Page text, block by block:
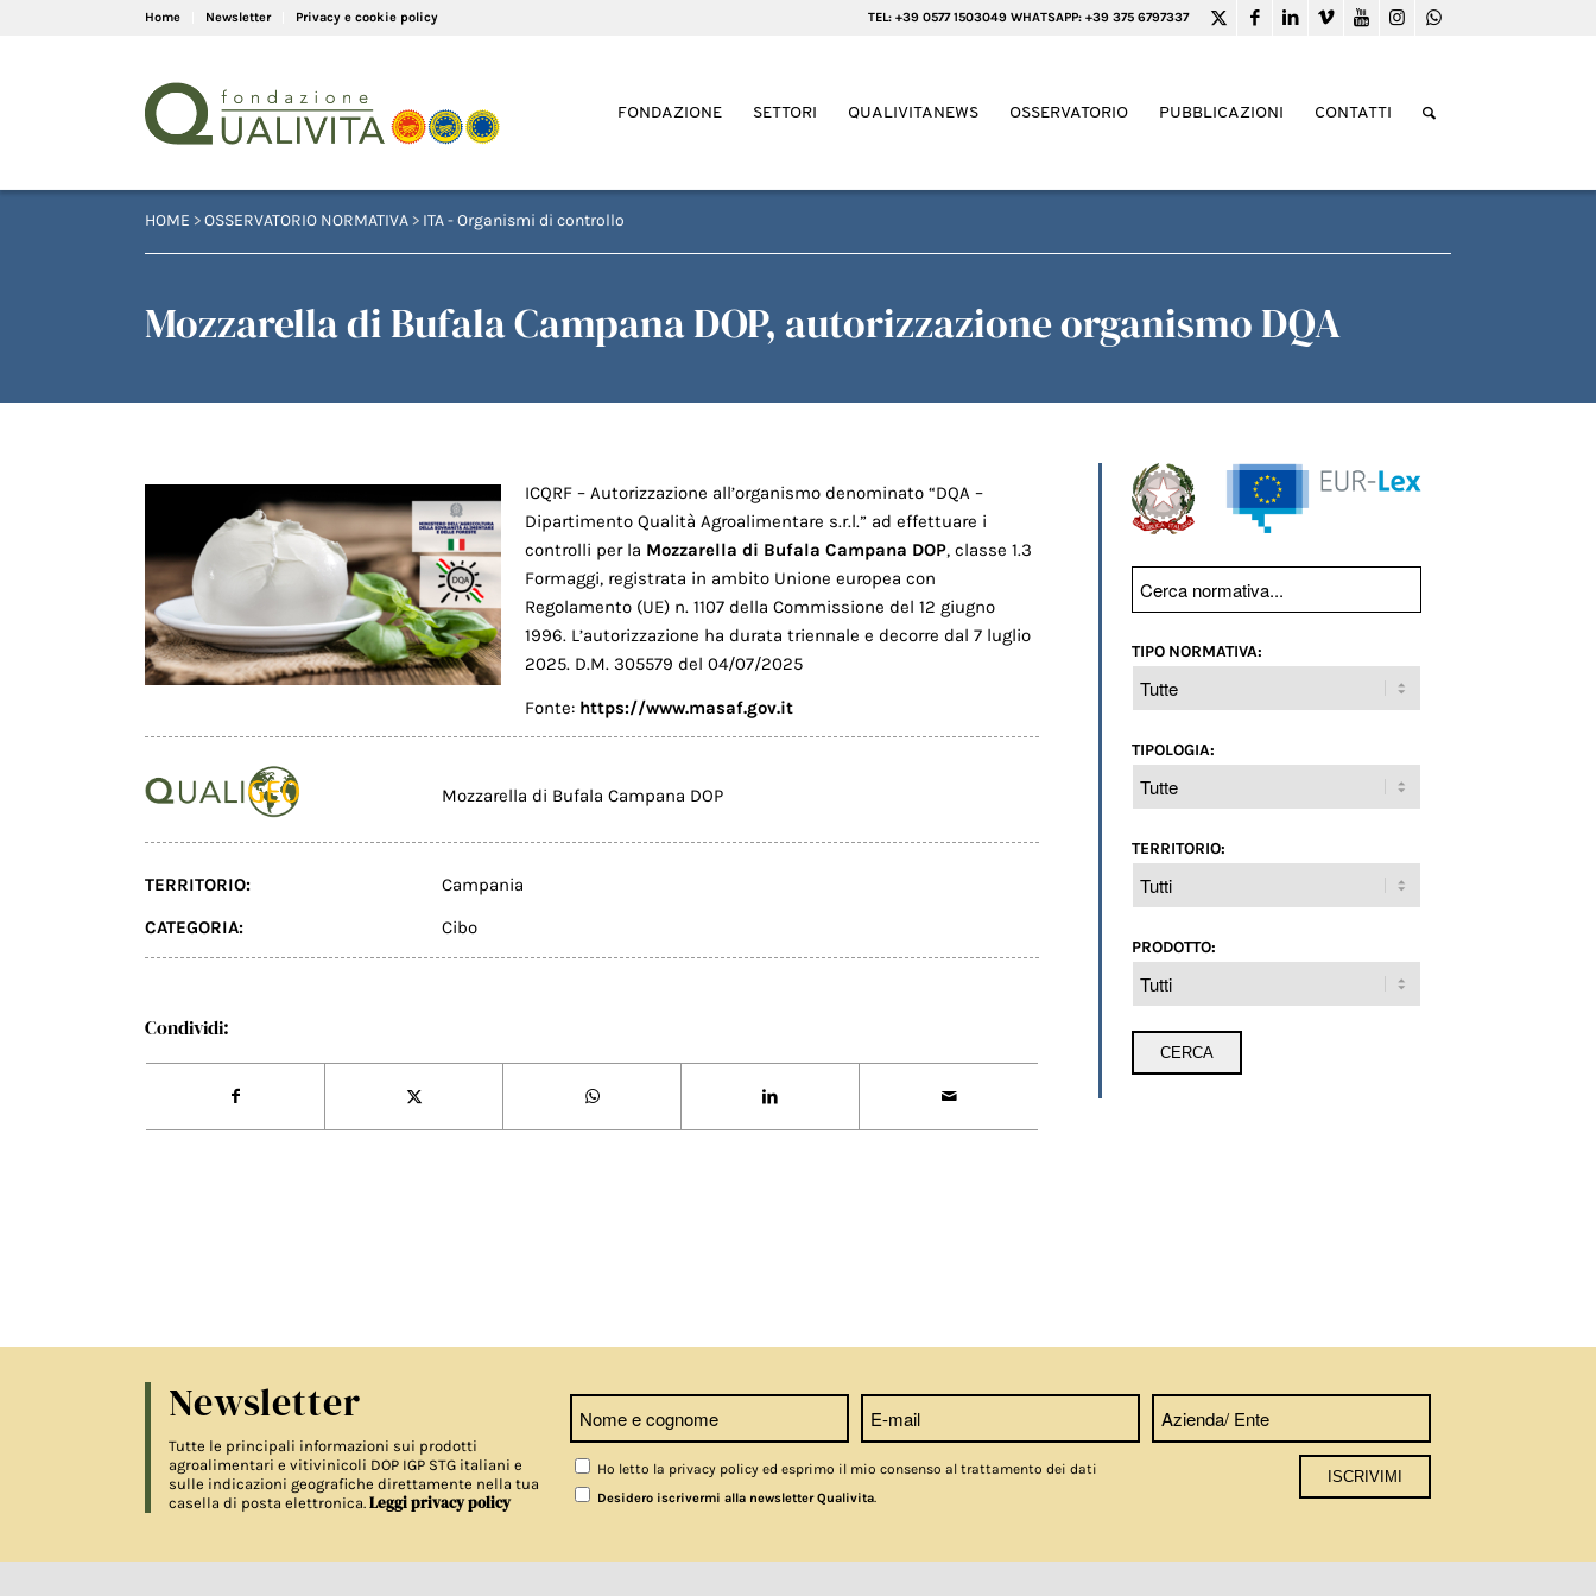
Home Newsletter Privacy e cookie policy TEL: +39 0577 1503049 WHATSAPP: +39 375 6797337
FONDAZIONE SETTORI QUALIVITANEWS OSSERVATORIO PUBBLICAZIONI CONTATTI
HOME >OSSERVATORIO NORMATIVA > ITA - Organismi di controllo
Mozzarella di Bufala Campana DOP, autorizzazione organismo DQA
ICQRF – Autorizzazione all’organismo denominato “DQA –
Dipartimento Qualità Agroalimentare s.r.l.” ad effettuare i
controlli per la Mozzarella di Bufala Campana DOP, classe 1.3
Formaggi, registrata in ambito Unione europea con
Regolamento (UE) n. 1107 della Commissione del 12 giugno
1996. L’autorizzazione ha durata triennale e decorre dal 7 luglio
2025. D.M. 305579 del 04/07/2025
Fonte: https://www.masaf.gov.it
Mozzarella di Bufala Campana DOP
TERRITORIO: Campania
CATEGORIA: Cibo
Condividi:
TIPO NORMATIVA:
TIPOLOGIA:
TERRITORIO:
PRODOTTO:
Newsletter
Tutte le principali informazioni sui prodotti
agroalimentari e vitivinicoli DOP IGP STG italiani e
sulle indicazioni geografiche direttamente nella tua
casella di posta elettronica. Leggi privacy policy
Ho letto la privacy policy ed esprimo il mio consenso al trattamento dei dati
Desidero iscrivermi alla newsletter Qualivita.